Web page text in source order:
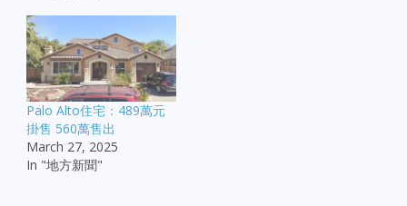
Palo Alto住宅：489萬元
掛售 560萬售出
March 27, 2025
In "地方新聞"